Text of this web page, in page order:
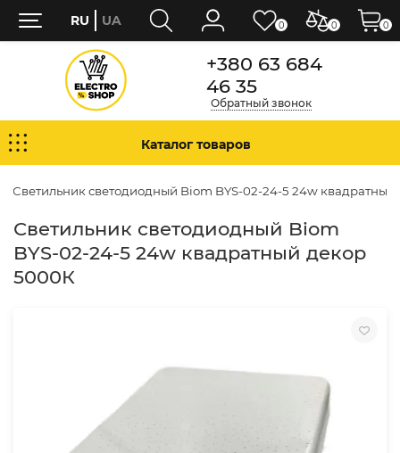
+380 63 684
46 35
Обратный звонок
Каталог товаров
Светильник светодиодный Biom BYS-02-24-5 24w
Светильник светодиодный Biom
BYS-02-24-5 24w квадратный декор
5000К
0 0
RU UA 0